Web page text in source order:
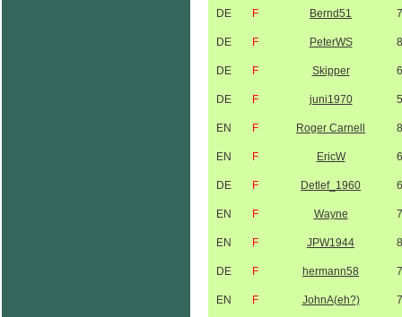
DE F Bernd51
DE F PeterWS
DE F Skipper
DE F juni1970
EN F Roger Carnell
EN F EricW
DE F Detlef_1960
EN F Wayne
EN F JPW1944
DE F hermann58
EN F JohnA(eh?)